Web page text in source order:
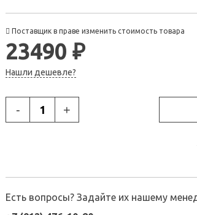
Поставщик в праве изменить стоимость товара
23490 ₽
Нашли дешевле?
- +
Есть вопросы? Задайте их нашему